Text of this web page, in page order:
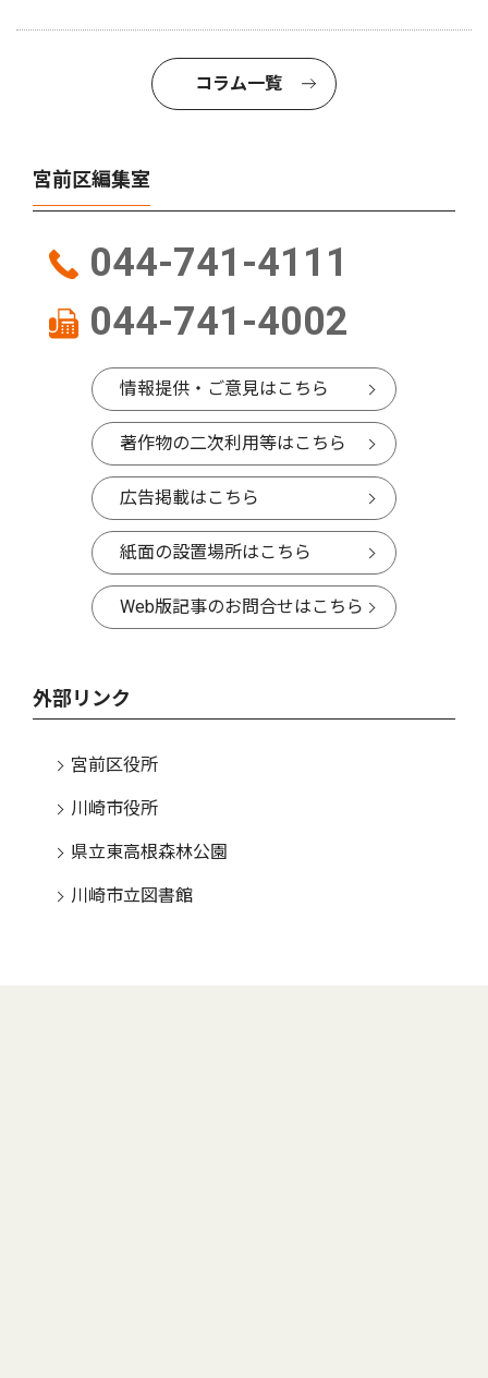
コラム一覧
宮前区編集室
044-741-4111
044-741-4002
情報提供・ご意見はこちら
著作物の二次利用等はこちら
広告掲載はこちら
紙面の設置場所はこちら
Web版記事のお問合せはこちら
外部リンク
宮前区役所
川崎市役所
県立東高根森林公園
川崎市立図書館